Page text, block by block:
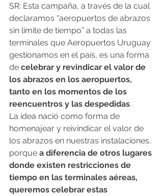
SR: Esta campaña, a través de la cual
declaramos “aeropuertos de abrazos
sin límite de tiempo” a todas las
terminales que Aeropuertos Uruguay
gestionamos en el país, es una forma
de celebrar y revindicar el valor de
los abrazos en los aeropuertos,
tanto en los momentos de los
reencuentros y las despedidas.
La idea nació como forma de
homenajear y reivindicar el valor de
los abrazos en nuestras instalaciones,
porque a diferencia de otros lugares
donde existen restricciones de
tiempo en las terminales aéreas,
queremos celebrar estas